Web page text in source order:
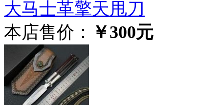
大马士革擎天甩刀
本店售价： ￥300元